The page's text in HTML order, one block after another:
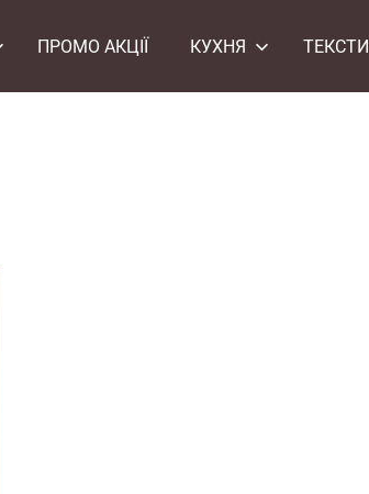
ПРОМО АКЦІЇ КУХНЯ